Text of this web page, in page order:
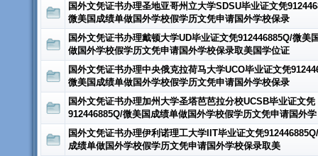
国外文凭证书办理圣地亚哥州立大学SDSU毕业证文凭
微美国成绩单做国外学校假学历文凭申请国外学校保录
国外文凭证书办理戴顿大学UD毕业证文凭912446885Q/微美
做国外学校假学历文凭申请国外学校保录取美国学位证
国外文凭证书办理中央俄克拉荷马大学UCO毕业证文凭
微美国成绩单做国外学校假学历文凭申请国外学校保录
国外文凭证书办理加州大学圣塔芭芭拉分校UCSB毕业证文凭
912446885Q/微美国成绩单做国外学校假学历文凭申请国外学
国外文凭证书办理伊利诺理工大学IIT毕业证文凭
成绩单做国外学校假学历文凭申请国外学校保录取美